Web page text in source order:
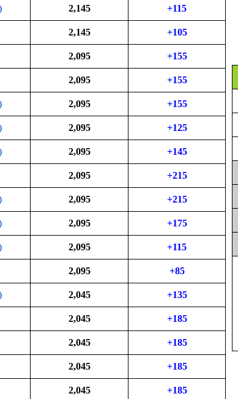
2,145 +115
2,145 +105
2,095 +155
2,095 +155
2,095 +155
2,095 +125
2,095 +145
2,095 +215
2,095 +215
2,095 +175
2,095 +115
2,095 +85
2,045 +135
2,045 +185
2,045 +185
2,045 +185
2,045 +185